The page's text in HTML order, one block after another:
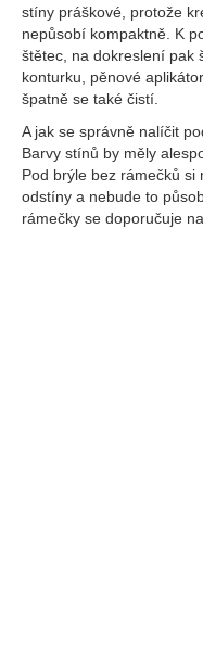
stíny práškové, protože
nepůsobí kompaktně. K
štětec, na dokreslení pak
konturku, pěnové
špatně se také čistí.
A jak se správně nalíčit
Barvy stínů by měly
Pod brýle bez rámečků
odstíny a nebude to
rámečky se doporučuje